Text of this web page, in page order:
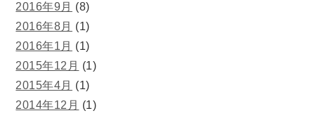
2016年9月 (8)
2016年8月 (1)
2016年1月 (1)
2015年12月 (1)
2015年4月 (1)
2014年12月 (1)